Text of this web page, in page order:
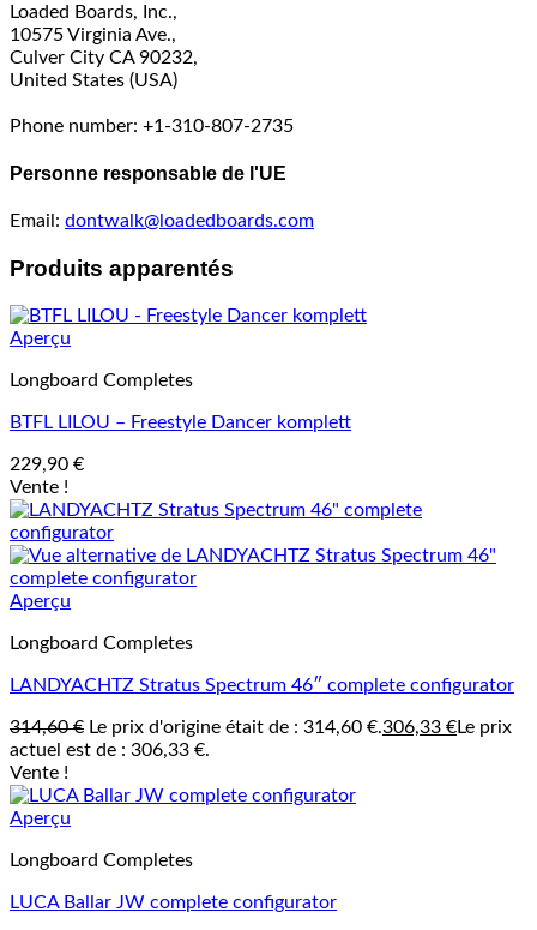
Loaded Boards, Inc.,
10575 Virginia Ave.,
Culver City CA 90232,
United States (USA)
Phone number: +1-310-807-2735
Personne responsable de l'UE
Email: dontwalk@loadedboards.com
Produits apparentés
Aperçu
Longboard Completes
BTFL LILOU – Freestyle Dancer komplett
229,90 €
Vente !
Aperçu
Longboard Completes
LANDYACHTZ Stratus Spectrum 46″ complete configurator
314,60€ Le prix d'origine était de : 314,60 €.306,33 €Le prix
actuel est de : 306,33 €.
Vente !
Aperçu
Longboard Completes
LUCA Ballar JW complete configurator